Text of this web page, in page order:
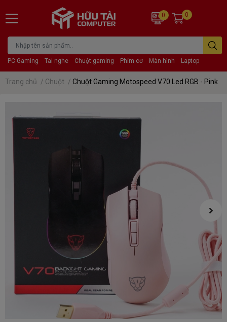
PC Gaming Tai nghe Chuột gaming Phím cơ Màn hình Laptop
0 0
Trang chủ / Chuột / Chuột Gaming Motospeed V70 Led RGB - Pink